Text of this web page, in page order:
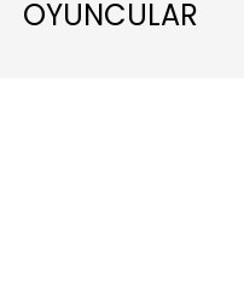
OYUNCULAR